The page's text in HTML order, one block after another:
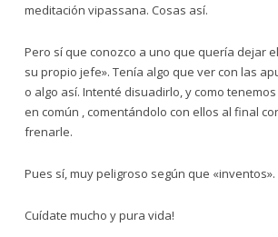
meditación vipassana. Cosas así.
Pero sí que conozco a uno que quería dejar
su propio jefe». Tenía algo que ver con las
o algo así. Intenté disuadirlo, y como
en común , comentándolo con ellos al final
frenarle.
Pues sí, muy peligroso según que «inventos».
Cuídate mucho y pura vida!